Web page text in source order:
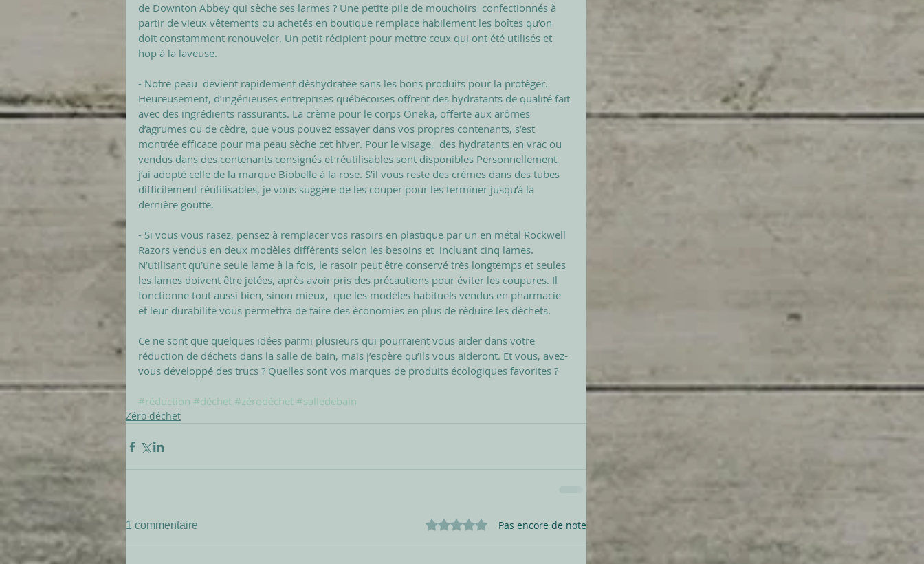
de Downton Abbey qui sèche ses larmes ? Une petite pile de mouchoirs  confectionnés à
partir de vieux vêtements ou achetés en boutique remplace habilement les boîtes qu’on
doit constamment renouveler. Un petit récipient pour mettre ceux qui ont été utilisés et
hop à la laveuse.
- Notre peau  devient rapidement déshydratée sans les bons produits pour la protéger.
Heureusement, d’ingénieuses entreprises québécoises offrent des hydratants de qualité fait
avec des ingrédients rassurants. La crème pour le corps Oneka, offerte aux arômes
d’agrumes ou de cèdre, que vous pouvez essayer dans vos propres contenants, s’est
montrée efficace pour ma peau sèche cet hiver. Pour le visage,  des hydratants en vrac ou
vendus dans des contenants consignés et réutilisables sont disponibles Personnellement,
j’ai adopté celle de la marque Biobelle à la rose. S’il vous reste des crèmes dans des tubes
difficilement réutilisables, je vous suggère de les couper pour les terminer jusqu’à la
dernière goutte.
- Si vous vous rasez, pensez à remplacer vos rasoirs en plastique par un en métal Rockwell
Razors vendus en deux modèles différents selon les besoins et  incluant cinq lames.
N’utilisant qu’une seule lame à la fois, le rasoir peut être conservé très longtemps et seules
les lames doivent être jetées, après avoir pris des précautions pour éviter les coupures. Il
fonctionne tout aussi bien, sinon mieux,  que les modèles habituels vendus en pharmacie
et leur durabilité vous permettra de faire des économies en plus de réduire les déchets.
Ce ne sont que quelques idées parmi plusieurs qui pourraient vous aider dans votre
réduction de déchets dans la salle de bain, mais j’espère qu’ils vous aideront. Et vous, avez-
vous développé des trucs ? Quelles sont vos marques de produits écologiques favorites ?
#réduction #déchet #zérodéchet #salledebain
Zéro déchet
1 commentaire Noté 0 étoile sur 5.Pas encore de note